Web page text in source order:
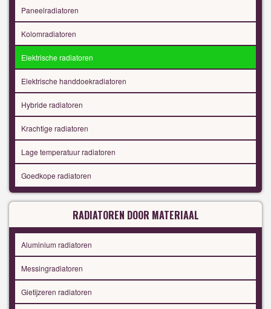
Paneelradiatoren
Kolomradiatoren
Elektrische radiatoren
Elektrische handdoekradiatoren
Hybride radiatoren
Krachtige radiatoren
Lage temperatuur radiatoren
Goedkope radiatoren
RADIATOREN DOOR MATERIAAL
Aluminium radiatoren
Messingradiatoren
Gietijzeren radiatoren